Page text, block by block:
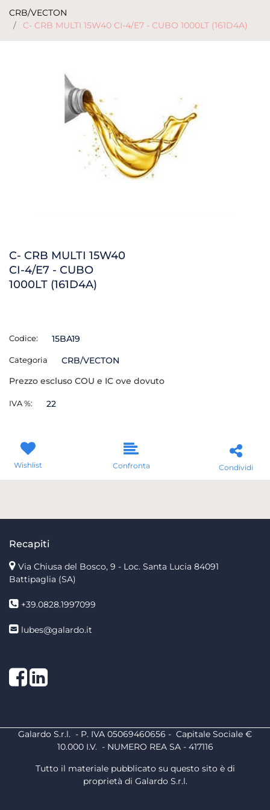
CRB/VECTON
C- CRB MULTI 15W40 CI-4/E7 - CUBO 1000LT (161D4A)
C- CRB MULTI 15W40
CI-4/E7 - CUBO
1000LT (161D4A)
Codice: 15BA19
Categoria
CRB/VECTON
Prezzo escluso COU e IC ove dovuto
IVA %: 22
Wishlist Confronta Condividi
Recapiti
Via Chiusa del Bosco, 9 - Loc. Santa Lucia 84091
Battipaglia (SA)
+39.0828.1997099
lubes@galardo.it
Facebook
LinkedIn
Galardo S.r.l. - P. IVA 05069460656 - Capitale Sociale €
10.000 I.V. - NUMERO REA SA - 417116
Tutto il materiale pubblicato su questo sito è di
proprietà di Galardo S.r.l.